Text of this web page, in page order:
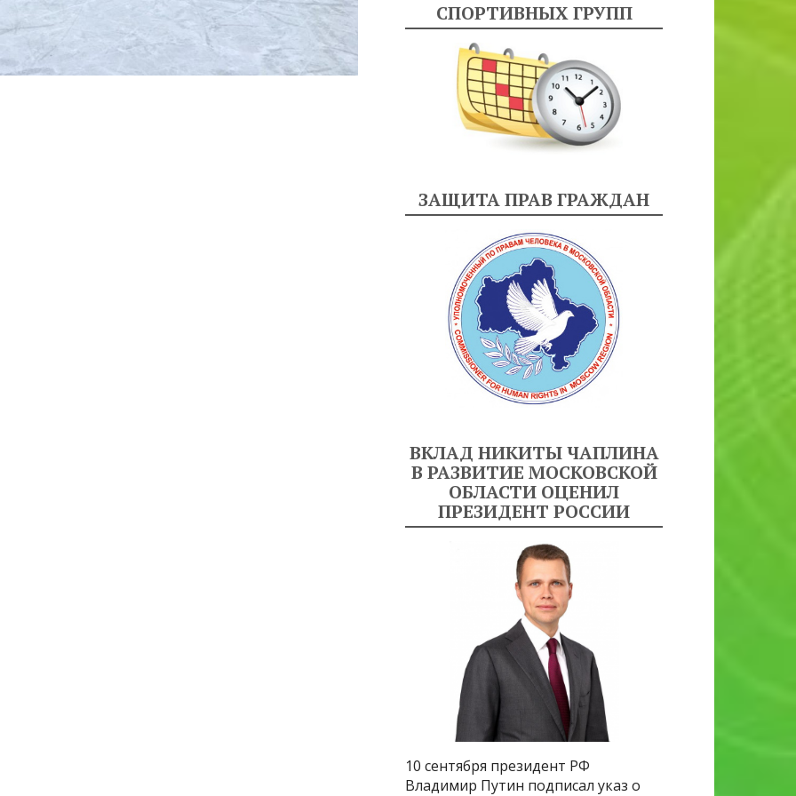
СПОРТИВНЫХ ГРУПП
ЗАЩИТА ПРАВ ГРАЖДАН
ВКЛАД НИКИТЫ ЧАПЛИНА
В РАЗВИТИЕ МОСКОВСКОЙ
ОБЛАСТИ ОЦЕНИЛ
ПРЕЗИДЕНТ РОССИИ
10 сентября президент РФ
Владимир Путин подписал указ о